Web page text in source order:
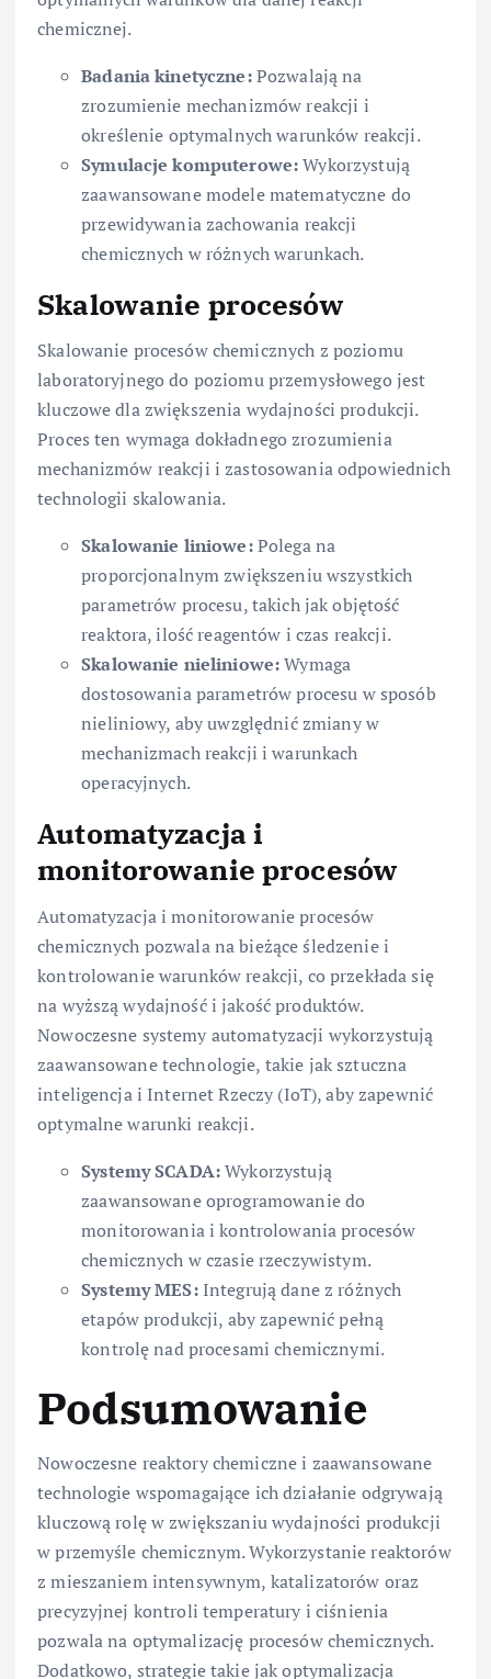
chemicznej.
Badania kinetyczne:Pozwalają na
zrozumienie mechanizmów reakcji i
określenie optymalnych warunków reakcji.
Symulacje komputerowe:Wykorzystują
zaawansowane modele matematyczne do
przewidywania zachowania reakcji
chemicznych w różnych warunkach.
Skalowanie procesów
Skalowanie procesów chemicznych z poziomu
laboratoryjnego do poziomu przemysłowego jest
kluczowe dla zwiększenia wydajności produkcji.
Proces ten wymaga dokładnego zrozumienia
mechanizmów reakcji i zastosowania odpowiednich
technologii skalowania.
Skalowanie liniowe:Polega na
proporcjonalnym zwiększeniu wszystkich
parametrów procesu, takich jak objętość
reaktora, ilość reagentów i czas reakcji.
Skalowanie nieliniowe:Wymaga
dostosowania parametrów procesu w sposób
nieliniowy, aby uwzględnić zmiany w
mechanizmach reakcji i warunkach
operacyjnych.
Automatyzacja i
monitorowanie procesów
Automatyzacja i monitorowanie procesów
chemicznych pozwala na bieżące śledzenie i
kontrolowanie warunków reakcji, co przekłada się
na wyższą wydajność i jakość produktów.
Nowoczesne systemy automatyzacji wykorzystują
zaawansowane technologie, takie jak sztuczna
inteligencja i Internet Rzeczy (IoT), aby zapewnić
optymalne warunki reakcji.
Systemy SCADA:Wykorzystują
zaawansowane oprogramowanie do
monitorowania i kontrolowania procesów
chemicznych w czasie rzeczywistym.
Systemy MES:Integrują dane z różnych
etapów produkcji, aby zapewnić pełną
kontrolę nad procesami chemicznymi.
Podsumowanie
Nowoczesne reaktory chemiczne i zaawansowane
technologie wspomagające ich działanie odgrywają
kluczową rolę w zwiększaniu wydajności produkcji
w przemyśle chemicznym. Wykorzystanie reaktorów
z mieszaniem intensywnym, katalizatorów oraz
precyzyjnej kontroli temperatury i ciśnienia
pozwala na optymalizację procesów chemicznych.
Dodatkowo, strategie takie jak optymalizacja